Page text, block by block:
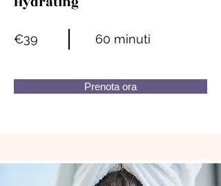
€39 60 minuti
Prenota ora